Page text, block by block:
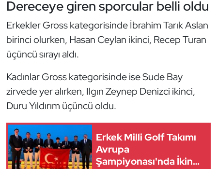
Dereceye giren sporcular belli oldu
Erkekler Gross kategorisinde İbrahim Tarık Aslan
birinci olurken, Hasan Ceylan ikinci, Recep Turan
üçüncü sırayı aldı.
Kadınlar Gross kategorisinde ise Sude Bay
zirvede yer alırken, Ilgın Zeynep Denizci ikinci,
Duru Yıldırım üçüncü oldu.
Erkek Milli Golf Takımı
Avrupa
Şampiyonası'nda İkinci
Kayak
Kempo
Kick Boks
Kürek
Masa Tenisi
Modern Pentatlon
Motor Sporları